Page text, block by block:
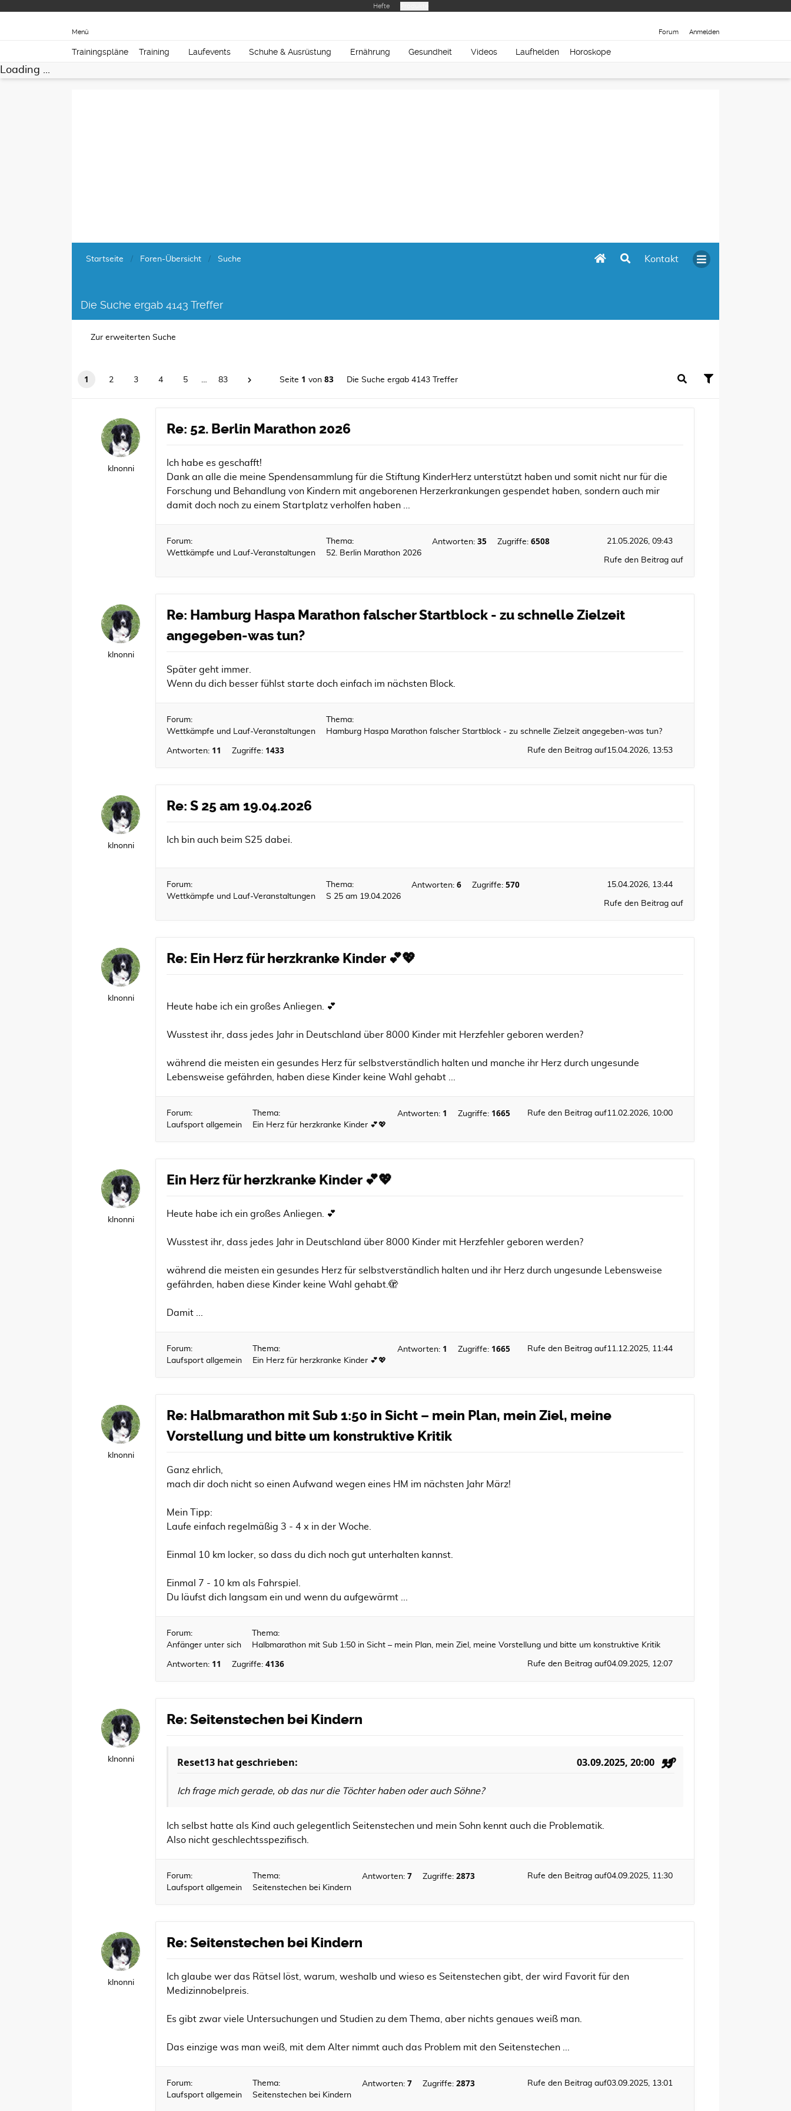
Hefte
Forum Anmelden
Menü
Trainingspläne Training Laufevents Schuhe & Ausrüstung Ernährung Gesundheit Videos Laufhelden Horoskope
Loading ...
Kontakt
Startseite Foren-Übersicht Suche
Die Suche ergab 4143 Treffer
Zur erweiterten Suche
1 2 3 4 5 … 83 Seite 1 von 83 Die Suche ergab 4143 Treffer
klnonni
Re: 52. Berlin Marathon 2026
Ich habe es geschafft!
Dank an alle die meine Spendensammlung für die Stiftung KinderHerz unterstützt haben und somit nicht nur für die
Forschung und Behandlung von Kindern mit angeborenen Herzerkrankungen gespendet haben, sondern auch mir
damit doch noch zu einem Startplatz verholfen haben ...
Forum:
Wettkämpfe und Lauf-Veranstaltungen
Thema:
52. Berlin Marathon 2026
Antworten: 35 Zugriffe: 6508 21.05.2026, 09:43
Rufe den Beitrag auf
klnonni
Re: Hamburg Haspa Marathon falscher Startblock - zu schnelle Zielzeit
angegeben-was tun?
Später geht immer.
Wenn du dich besser fühlst starte doch einfach im nächsten Block.
Forum:
Wettkämpfe und Lauf-Veranstaltungen
Thema:
Hamburg Haspa Marathon falscher Startblock - zu schnelle Zielzeit angegeben-was tun?
Antworten: 11 Zugriffe: 1433 15.04.2026, 13:53
Rufe den Beitrag auf
klnonni
Re: S 25 am 19.04.2026
Ich bin auch beim S25 dabei.
Forum:
Wettkämpfe und Lauf-Veranstaltungen
Thema:
S 25 am 19.04.2026
Antworten: 6 Zugriffe: 570 15.04.2026, 13:44
Rufe den Beitrag auf
klnonni
Re: Ein Herz für herzkranke Kinder 💕💖
Heute habe ich ein großes Anliegen. 💕
Wusstest ihr, dass jedes Jahr in Deutschland über 8000 Kinder mit Herzfehler geboren werden?
während die meisten ein gesundes Herz für selbstverständlich halten und manche ihr Herz durch ungesunde
Lebensweise gefährden, haben diese Kinder keine Wahl gehabt ...
Forum:
Laufsport allgemein
Thema:
Ein Herz für herzkranke Kinder 💕💖
Antworten: 1 Zugriffe: 1665 11.02.2026, 10:00
Rufe den Beitrag auf
klnonni
Ein Herz für herzkranke Kinder 💕💖
Heute habe ich ein großes Anliegen. 💕
Wusstest ihr, dass jedes Jahr in Deutschland über 8000 Kinder mit Herzfehler geboren werden?
während die meisten ein gesundes Herz für selbstverständlich halten und ihr Herz durch ungesunde Lebensweise
gefährden, haben diese Kinder keine Wahl gehabt.🫣
Damit ...
Forum:
Laufsport allgemein
Thema:
Ein Herz für herzkranke Kinder 💕💖
Antworten: 1 Zugriffe: 1665 11.12.2025, 11:44
Rufe den Beitrag auf
klnonni
Re: Halbmarathon mit Sub 1:50 in Sicht – mein Plan, mein Ziel, meine
Vorstellung und bitte um konstruktive Kritik
Ganz ehrlich,
mach dir doch nicht so einen Aufwand wegen eines HM im nächsten Jahr März!
Mein Tipp:
Laufe einfach regelmäßig 3 - 4 x in der Woche.
Einmal 10 km locker, so dass du dich noch gut unterhalten kannst.
Einmal 7 - 10 km als Fahrspiel.
Du läufst dich langsam ein und wenn du aufgewärmt ...
Forum:
Anfänger unter sich
Thema:
Halbmarathon mit Sub 1:50 in Sicht – mein Plan, mein Ziel, meine Vorstellung und bitte um konstruktive Kritik
Antworten: 11 Zugriffe: 4136 04.09.2025, 12:07
Rufe den Beitrag auf
klnonni
Re: Seitenstechen bei Kindern
Reset13 hat geschrieben: 03.09.2025, 20:00
Ich frage mich gerade, ob das nur die Töchter haben oder auch Söhne?
Ich selbst hatte als Kind auch gelegentlich Seitenstechen und mein Sohn kennt auch die Problematik.
Also nicht geschlechtsspezifisch.
Forum:
Laufsport allgemein
Thema:
Seitenstechen bei Kindern
Antworten: 7 Zugriffe: 2873 04.09.2025, 11:30
Rufe den Beitrag auf
klnonni
Re: Seitenstechen bei Kindern
Ich glaube wer das Rätsel löst, warum, weshalb und wieso es Seitenstechen gibt, der wird Favorit für den
Medizinnobelpreis.
Es gibt zwar viele Untersuchungen und Studien zu dem Thema, aber nichts genaues weiß man.
Das einzige was man weiß, mit dem Alter nimmt auch das Problem mit den Seitenstechen ...
Forum:
Laufsport allgemein
Thema:
Seitenstechen bei Kindern
Antworten: 7 Zugriffe: 2873 03.09.2025, 13:01
Rufe den Beitrag auf